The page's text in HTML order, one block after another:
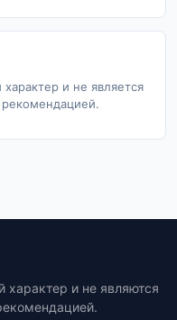
и не является
и не являются